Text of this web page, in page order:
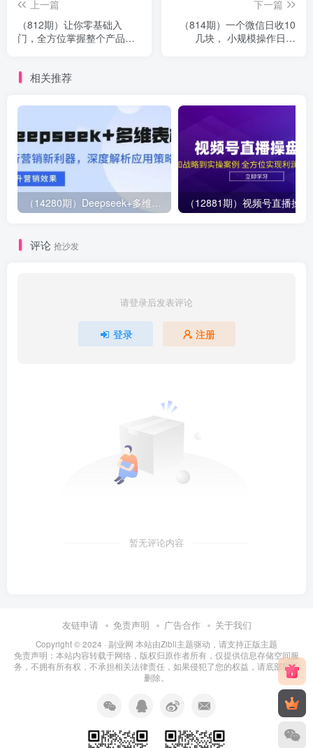
上一篇
（812期）让你零基础入
门，全方位掌握整个产品经
下一篇
（814期）一个微信日收10
几块， 小规模操作日入
相关推荐
（14280期）Deepseek+多维表格，银行营销新利器，深度解析应用策略，提升营销效果
评论 抢沙发
请登录后发表评论
登录 注册
暂无评论内容
友链申请 免责声明 广告合作 关于我们
Copyright © 2024 · 副业网 本站由Zibll主题驱动，请支持正版主题
免责声明：本站内容转载于网络，版权归原作者所有，仅提供信息存储空间服
务，不拥有所有权，不承担相关法律责任，如果侵犯了您的权益，请底部联系
删除。